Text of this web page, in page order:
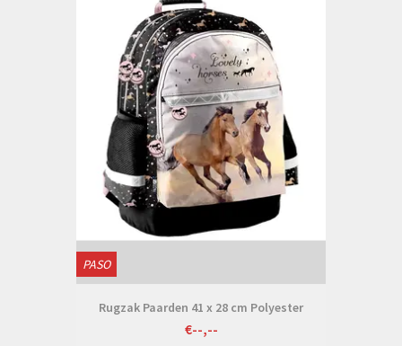
PASO
Rugzak Paarden 41 x 28 cm Polyester
€--,--